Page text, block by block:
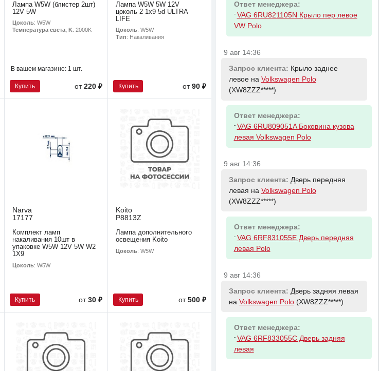
Лампа W5W (блистер 2шт)
12V 5W
Цоколь: W5W
Температура света, K: 2000K
В вашем магазине: 1 шт.
Купить от220 ₽
Лампа W5W 5W 12V
цоколь 2 1x9 5d ULTRA
LIFE
Цоколь: W5W
Тип: Накаливания
Купить от 90 ₽
Narva
17177
Комплект ламп
накаливания 10шт в
упаковке W5W 12V 5W W2
1X9
Цоколь: W5W
Купить от30 ₽
Koito
P8813Z
Лампа дополнительного
освещения Koito
Цоколь: W5W
Купить от 500 ₽
Ответ менеджера:
- VAG 6RU821105N Крыло пер левое
VW Polo
9 авг 14:36
Запрос клиента: Крыло заднее
левое на Volkswagen Polo
(XW8ZZZ*****)
Ответ менеджера:
- VAG 6RU809051A Боковина кузова
левая Volkswagen Polo
9 авг 14:36
Запрос клиента: Дверь передняя
левая на Volkswagen Polo
(XW8ZZZ*****)
Ответ менеджера:
- VAG 6RF831055E Дверь передняя
левая Polo
9 авг 14:36
Запрос клиента: Дверь задняя левая
на Volkswagen Polo(XW8ZZZ*****)
Ответ менеджера:
- VAG 6RF833055C Дверь задняя
левая